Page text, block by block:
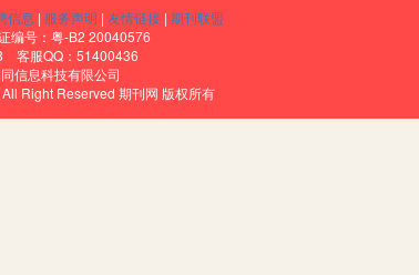
生的自信心和自豪感，强化了学生的问题意识和创新意识
会主动探究，主动收集信息和处理信息，让他们逐步学会
信息 | 服务声明 | 友情链接 | 期刊联盟
编号：粤-B2 20040576
客服QQ：51400436
信息科技有限公司
Right Reserved 期刊网 版权所有